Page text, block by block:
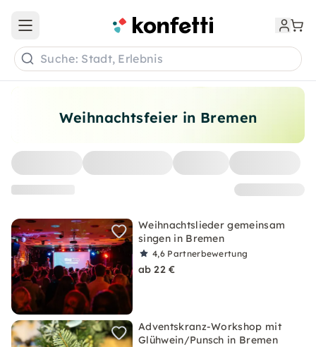
Weihnachtsfeier in Bremen
Weihnachtslieder gemeinsam
singen in Bremen
4,6 Partnerbewertung
ab 22 €
Adventskranz-Workshop mit
Glühwein/Punsch in Bremen
Open main menu
Suche: Stadt, Erlebnis